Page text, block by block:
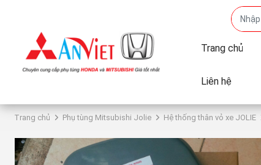
Trang chủ
Liên hệ
Trang chủ Phụ tùng Mitsubishi Jolie Hệ thống thân vỏ xe JOLIE